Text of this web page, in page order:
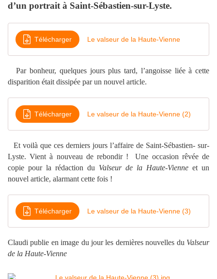
d’un portrait à Saint-Sébastien-sur-Lyste.
Télécharger Le valseur de la Haute-Vienne
Par bonheur, quelques jours plus tard, l’angoisse liée à cette
disparition était dissipée par un nouvel article.
Télécharger Le valseur de la Haute-Vienne (2)
Et voilà que ces derniers jours l’affaire de Saint-Sébastien- sur-
Lyste. Vient à nouveau de rebondir ! Une occasion rêvée de
copie pour la rédaction du Valseur de la Haute-Vienne et un
nouvel article, alarmant cette fois !
Télécharger Le valseur de la Haute-Vienne (3)
Claudi publie en image du jour les dernières nouvelles du Valseur
de la Haute-Vienne